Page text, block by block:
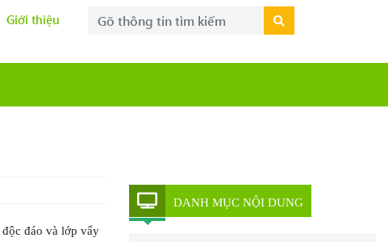
Giới thiệu
đáo và lớp vẩy
DANH MỤC NỘI DUNG